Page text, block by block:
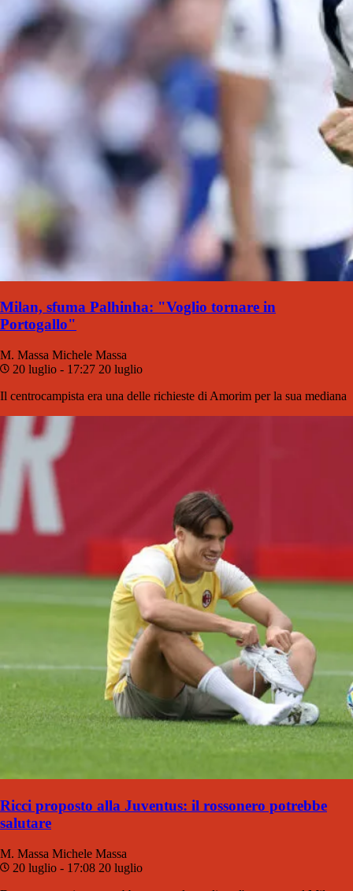
Milan, sfuma Palhinha: "Voglio tornare in
Portogallo"
M. Massa Michele Massa
20 luglio - 17:27 20 luglio
Il centrocampista era una delle richieste di Amorim per la sua mediana
Ricci proposto alla Juventus: il rossonero potrebbe
salutare
M. Massa Michele Massa
20 luglio - 17:08 20 luglio